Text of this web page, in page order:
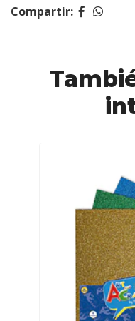
Compartir: